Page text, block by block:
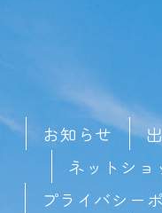
お知らせ
ネットショ
プライバシー